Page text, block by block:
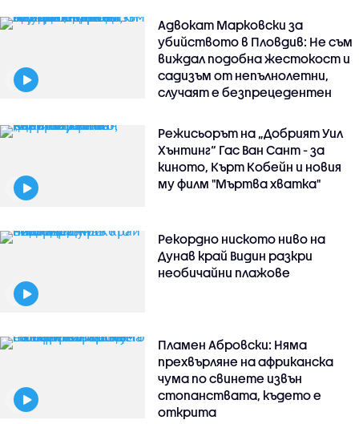
Адвокат Марковски за
убийството в Пловдив: Не съм
виждал подобна жестокост и
садизъм от непълнолетни,
случаят е безпрецедентен
Режисьорът на „Добрият Уил
Хънтинг“ Гас Ван Сант - за
киното, Кърт Кобейн и новия
му филм "Мъртва хватка"
Рекордно ниското ниво на
Дунав край Видин разкри
необичайни плажове
Пламен Абровски: Няма
прехвърляне на африканска
чума по свинете извън
стопанствата, където е
открита